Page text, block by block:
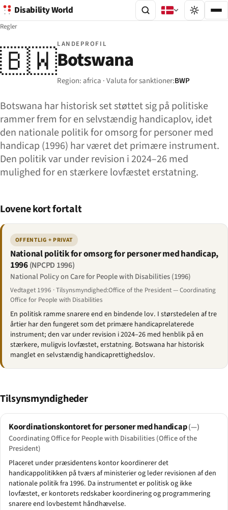
Disability World
Regler
🇧🇼LANDEPROFIL
Botswana
Region: africa · Valuta for sanktioner:BWP
Botswana har historisk set støttet sig på politiske
rammer frem for en selvstændig handicaplov, idet
den nationale politik for omsorg for personer med
handicap (1996) har været det primære instrument.
Den politik var under revision i 2024–26 med
mulighed for en stærkere lovfæstet erstatning.
Lovene kort fortalt
OFFENTLIG + PRIVAT
National politik for omsorg for personer med handicap,
1996(NPCPD 1996)
National Policy on Care for People with Disabilities (1996)
Vedtaget 1996 · Tilsynsmyndighed:Office of the President — Coordinating
Office for People with Disabilities
En politisk ramme snarere end en bindende lov. I størstedelen af tre
årtier har den fungeret som det primære handicaprelaterede
instrument; den var under revision i 2024–26 med henblik på en
stærkere, muligvis lovfæstet, erstatning. Botswana har historisk
manglet en selvstændig handicaprettighedslov.
Tilsynsmyndigheder
Koordinationskontoret for personer med handicap(—)
Coordinating Office for People with Disabilities (Office of the
President)
Placeret under præsidentens kontor koordinerer det
handicappolitikken på tværs af ministerier og leder revisionen af den
nationale politik fra 1996. Da instrumentet er politisk og ikke
lovfæstet, er kontorets redskaber koordinering og programmering
snarere end lovbestemt håndhævelse.